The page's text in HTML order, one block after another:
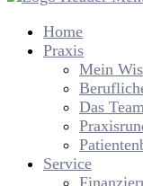
Home
Praxis
Mein
Das Team
Service